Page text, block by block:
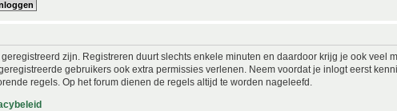
zijn. Registreren duurt slechts enkele minuten en daardoor krijg je ook veel
gebruikers ook extra permissies verlenen. Neem voordat je inlogt eerst
regels. Op het forum dienen de regels altijd te worden nageleefd.